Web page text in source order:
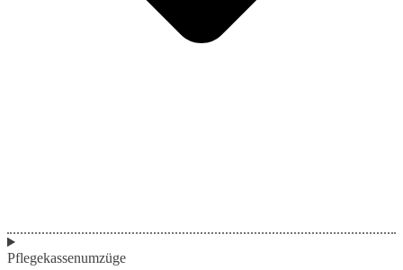
Pflegekassenumzüge